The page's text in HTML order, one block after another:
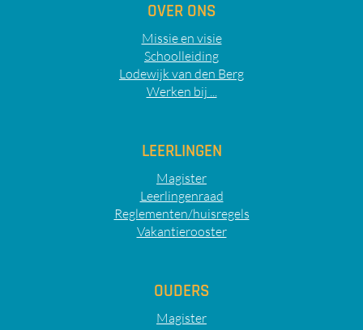
OVER ONS
Missie en visie
Schoolleiding
Lodewijk van den Berg
Werken bij ...
LEERLINGEN
Magister
Leerlingenraad
Reglementen/huisregels
Vakantierooster
OUDERS
Magister